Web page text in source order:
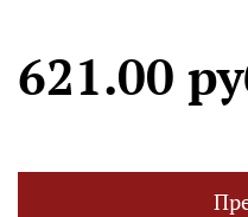
621.00